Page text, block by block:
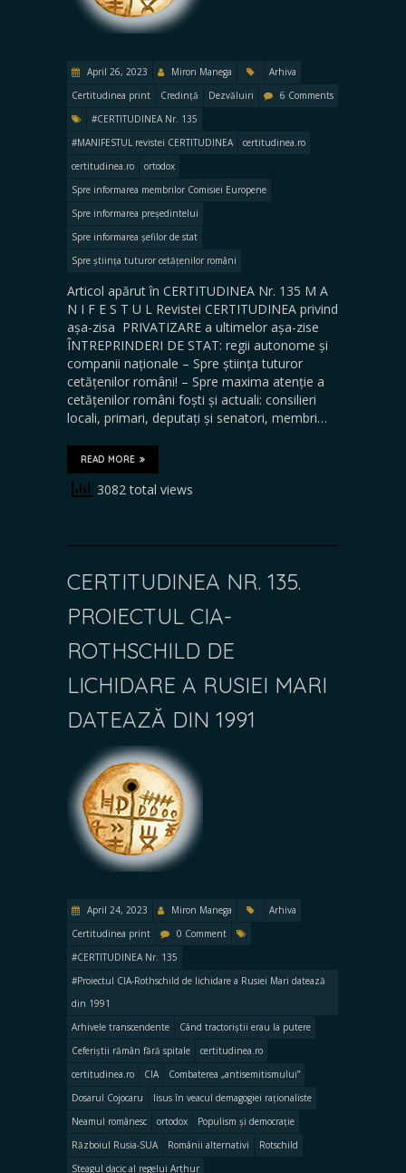
April 26, 2023 Miron Manega
Arhiva
Certitudinea print
Credință Dezvăluiri
6 Comments
#CERTITUDINEA Nr. 135
#MANIFESTUL revistei CERTITUDINEA
certitudinea.ro
certitudinea.ro
ortodox
Spre informarea membrilor Comisiei Europene
Spre informarea președintelui
Spre informarea șefilor de stat
Spre știința tuturor cetățenilor români
Articol apărut în CERTITUDINEA Nr. 135 M A
N I F E S T U L Revistei CERTITUDINEA privind
așa-zisa PRIVATIZARE a ultimelor așa-zise
ÎNTREPRINDERI DE STAT: regii autonome și
companii naționale – Spre știința tuturor
cetățenilor români! – Spre maxima atenție a
cetățenilor români foști și actuali: consilieri
locali, primari, deputați și senatori, membri…
READ MORE
3082 total views
CERTITUDINEA NR. 135.
PROIECTUL CIA-
ROTHSCHILD DE
LICHIDARE A RUSIEI MARI
DATEAZĂ DIN 1991
April 24, 2023 Miron Manega
Arhiva
Certitudinea print
0 Comment
#CERTITUDINEA Nr. 135
#Proiectul CIA-Rothschild de lichidare a Rusiei Mari datează
din 1991
Arhivele transcendente
Când tractoriștii erau la putere
Ceferiștii rămân fără spitale
certitudinea.ro
certitudinea.ro
CIA
Combaterea „antisemitismului”
Dosarul Cojocaru
Iisus în veacul demagogiei raționaliste
Neamul românesc
ortodox
Populism și democrație
Războiul Rusia-SUA
Românii alternativi
Rotschild
Steagul dacic al regelui Arthur